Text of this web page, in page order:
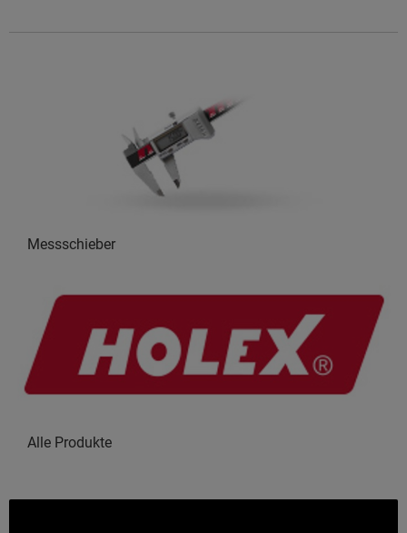
Messschieber
Alle Produkte